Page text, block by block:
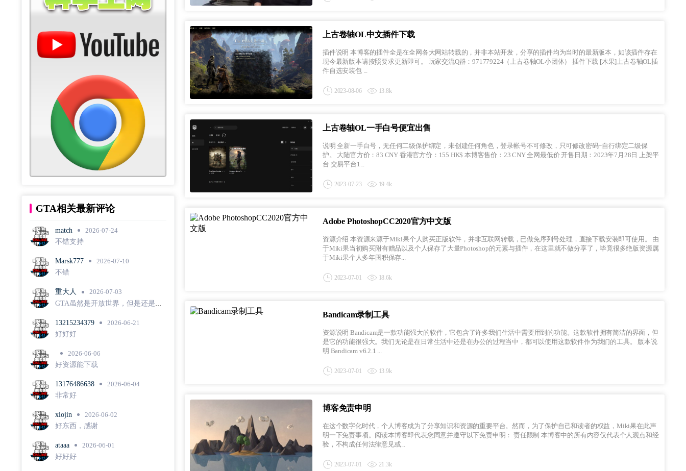
GTA相关最新评论
match
2026-07-24
不错支持
Marsk777
2026-07-10
不错
重大人
2026-07-03
GTA虽然是开放世界，但是还是有
推出的一系列任务中，这种线性任
务内容可重玩性低，其实能很好解
13215234379
2026-06-21
好好好
2026-06-06
好资源能下载
13176486638
2026-06-04
非常好
xiojin
2026-06-02
好东西，感谢
ataaa
2026-06-01
好好好
上古卷轴OL中文插件下载
插件说明 本博客的插件全是在全网各大网站转载的，并非本站开发，分享的插件均为当时的最新版本，如该插件存在
现今最新版本请按照要求更新即可。 玩家交流Q群：971779224（上古卷轴OL小团体） 插件下载 [木果]上古卷轴OL插
件自选安装包 ...
2023-08-06 13.8k
上古卷轴OL一手白号便宜出售
说明 全新一手白号，无任何二级保护绑定，未创建任何角色，登录帐号不可修改，只可修改密码+自行绑定二级保
护。 大陆官方价：83 CNY 香港官方价：155 HK$ 本博客售价：23 CNY 全网最低价 开售日期：2023年7月28日 上架平
台 交易平台1...
2023-07-23 19.4k
Adobe PhotoshopCC2020官方中文版
资源介绍 本资源来源于Miki果个人购买正版软件，并非互联网转载，已做免序列号处理，直接下载安装即可使用。 由
于Miki果当初购买附有赠品以及个人保存了大量Photoshop的元素与插件，在这里就不做分享了，毕竟很多绝版资源属
于Miki果个人多年囤积保存...
2023-07-01 18.6k
Bandicam录制工具
资源说明 Bandicam是一款功能强大的软件，它包含了许多我们生活中需要用到的功能。这款软件拥有简洁的界面，但
是它的功能很强大。我们无论是在日常生活中还是在办公的过程当中，都可以使用这款软件作为我们的工具。 版本说
明 Bandicam v6.2.1 ...
2023-07-01 13.9k
博客免责申明
在这个数字化时代，个人博客成为了分享知识和资源的重要平台。然而，为了保护自己和读者的权益，Miki果在此声
明一下免责事项。阅读本博客即代表您同意并遵守以下免责申明： 责任限制 本博客中的所有内容仅代表个人观点和经
验，不构成任何法律意见或...
2023-07-01 21.3k